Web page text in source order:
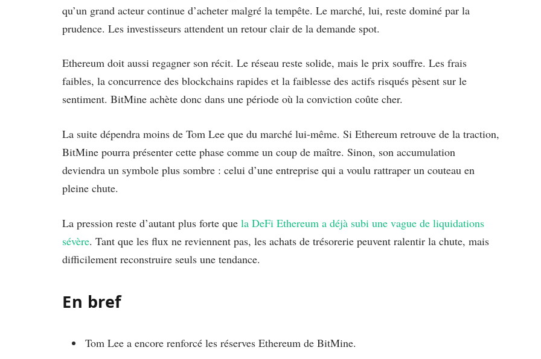
qu’un grand acteur continue d’acheter malgré la tempête. Le marché, lui, reste dominé par la
prudence. Les investisseurs attendent un retour clair de la demande spot.
Ethereum doit aussi regagner son récit. Le réseau reste solide, mais le prix souffre. Les frais
faibles, la concurrence des blockchains rapides et la faiblesse des actifs risqués pèsent sur le
sentiment. BitMine achète donc dans une période où la conviction coûte cher.
La suite dépendra moins de Tom Lee que du marché lui-même. Si Ethereum retrouve de la traction,
BitMine pourra présenter cette phase comme un coup de maître. Sinon, son accumulation
deviendra un symbole plus sombre : celui d’une entreprise qui a voulu rattraper un couteau en
pleine chute.
La pression reste d’autant plus forte que la DeFi Ethereum a déjà subi une vague de liquidations
sévère. Tant que les flux ne reviennent pas, les achats de trésorerie peuvent ralentir la chute, mais
difficilement reconstruire seuls une tendance.
En bref
Tom Lee a encore renforcé les réserves Ethereum de BitMine.